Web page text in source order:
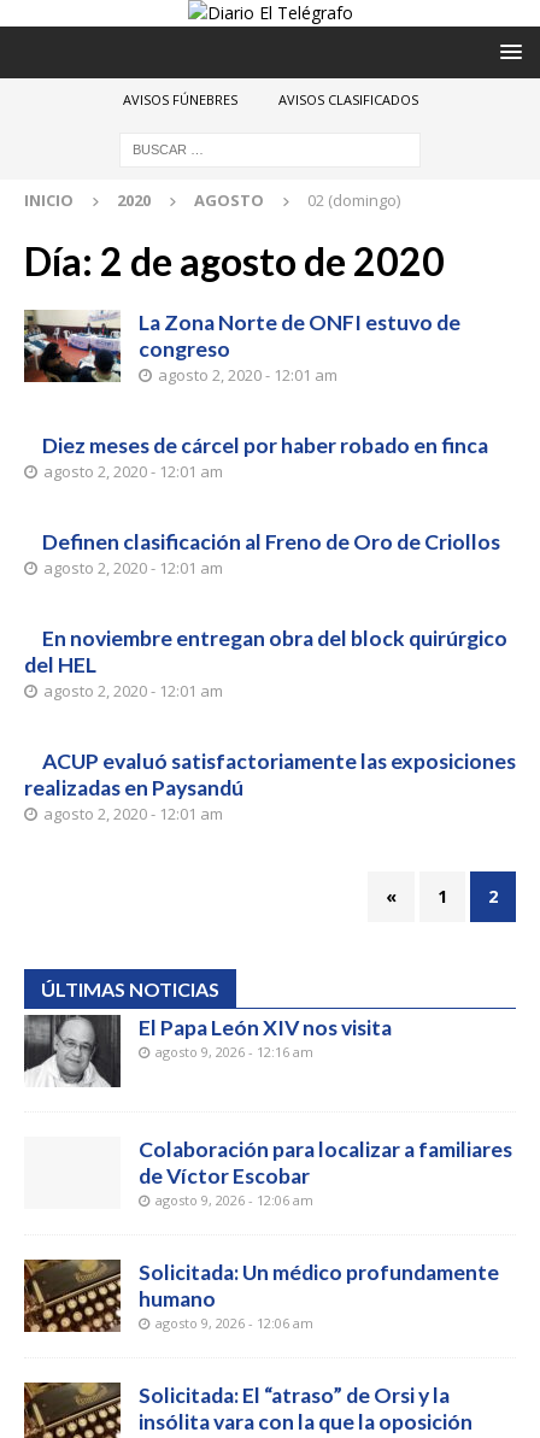
AVISOS FÚNEBRES AVISOS CLASIFICADOS
INICIO 2020 AGOSTO 02 (domingo)
Día: 2 de agosto de 2020
La Zona Norte de ONFI estuvo de
congreso
agosto 2, 2020 - 12:01 am
Diez meses de cárcel por haber robado en finca
agosto 2, 2020 - 12:01 am
Definen clasificación al Freno de Oro de Criollos
agosto 2, 2020 - 12:01 am
En noviembre entregan obra del block quirúrgico
del HEL
agosto 2, 2020 - 12:01 am
ACUP evaluó satisfactoriamente las exposiciones
realizadas en Paysandú
agosto 2, 2020 - 12:01 am
« 1 2
ÚLTIMAS NOTICIAS
El Papa León XIV nos visita
agosto 9, 2026 - 12:16 am
Colaboración para localizar a familiares
de Víctor Escobar
agosto 9, 2026 - 12:06 am
Solicitada: Un médico profundamente
humano
agosto 9, 2026 - 12:06 am
Solicitada: El “atraso” de Orsi y la
insólita vara con la que la oposición